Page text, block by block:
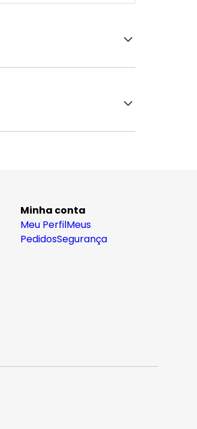
Minha conta
Meu PerfilMeus
PedidosSegurança